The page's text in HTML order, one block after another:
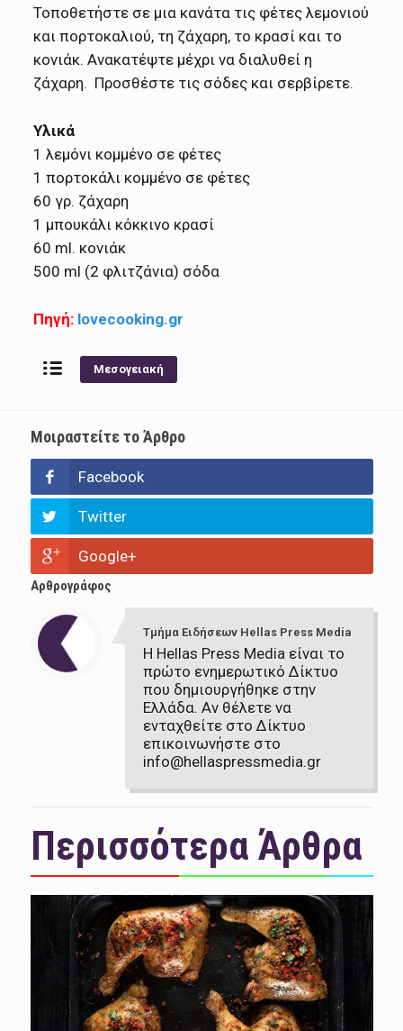
Τοποθετήστε σε μια κανάτα τις φέτες λεμονιού
και πορτοκαλιού, τη ζάχαρη, το κρασί και το
κονιάκ. Ανακατέψτε μέχρι να διαλυθεί η
ζάχαρη. Προσθέστε τις σόδες και σερβίρετε.
Υλικά
1 λεμόνι κομμένο σε φέτες
1 πορτοκάλι κομμένο σε φέτες
60 γρ. ζάχαρη
1 μπουκάλι κόκκινο κρασί
60 ml. κονιάκ
500 ml (2 φλιτζάνια) σόδα
Πηγή: lovecooking.gr
Μεσογειακή
Μοιραστείτε το Άρθρο
Facebook
Twitter
Google+
Αρθρογράφος
Τμήμα Ειδήσεων Hellas Press Media
Η Hellas Press Media είναι το
πρώτο ενημερωτικό Δίκτυο
που δημιουργήθηκε στην
Ελλάδα. Αν θέλετε να
ενταχθείτε στο Δίκτυο
επικοινωνήστε στο
info@hellaspressmedia.gr
Περισσότερα Άρθρα